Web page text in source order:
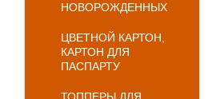
НОВОРОЖДЕННЫХ
ЦВЕТНОЙ КАРТОН,
КАРТОН ДЛЯ
ПАСПАРТУ